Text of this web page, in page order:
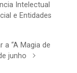
Intelectual
e Entidades
a “A Magia de
junho